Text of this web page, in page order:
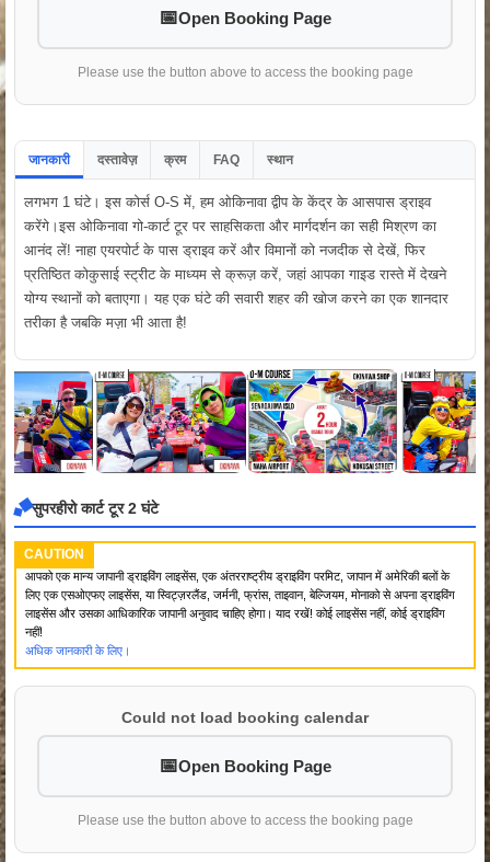
Open Booking Page
Please use the button above to access the booking page
जानकारी दस्तावेज़ क्रम FAQ स्थान
लगभग 1 घंटे। इस कोर्स O-S में, हम ओकिनावा द्वीप के केंद्र के आसपास ड्राइव
करेंगे।इस ओकिनावा गो-कार्ट टूर पर साहसिकता और मार्गदर्शन का सही मिश्रण का
आनंद लें! नाहा एयरपोर्ट के पास ड्राइव करें और विमानों को नजदीक से देखें, फिर
प्रतिष्ठित कोकुसाई स्ट्रीट के माध्यम से क्रूज़ करें, जहां आपका गाइड रास्ते में देखने
योग्य स्थानों को बताएगा। यह एक घंटे की सवारी शहर की खोज करने का एक शानदार
तरीका है जबकि मज़ा भी आता है!
सुपरहीरो कार्ट टूर 2 घंटे
CAUTION
आपको एक मान्य जापानी ड्राइविंग लाइसेंस, एक अंतरराष्ट्रीय ड्राइविंग परमिट, जापान में अमेरिकी बलों के
लिए एक एसओएफए लाइसेंस, या स्विट्ज़रलैंड, जर्मनी, फ्रांस, ताइवान, बेल्जियम, मोनाको से अपना ड्राइविंग
लाइसेंस और उसका आधिकारिक जापानी अनुवाद चाहिए होगा। याद रखें! कोई लाइसेंस नहीं, कोई ड्राइविंग
नहीं!
अधिक जानकारी के लिए।
Could not load booking calendar
Open Booking Page
Please use the button above to access the booking page